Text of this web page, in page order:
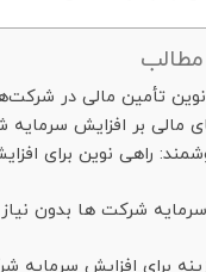
تأمین مالی در
مالی بر افزایش
راهی نوین برای
شرکت ها بدون
برای افزایش سرمایه